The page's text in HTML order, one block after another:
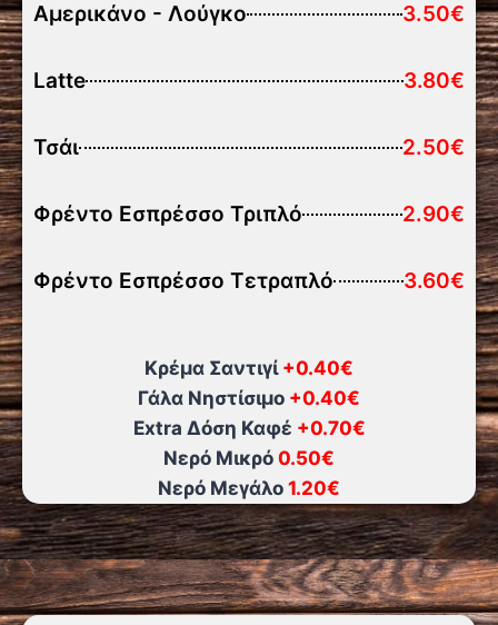
Αμερικάνο - Λούγκο 3.50€
Latte 3.80€
Τσάι 2.50€
Φρέντο Εσπρέσσο Τριπλό 2.90€
Φρέντο Εσπρέσσο Τετραπλό 3.60€
Κρέμα Σαντιγί +0.40€
Γάλα Νηστίσιμο +0.40€
Extra Δόση Καφέ +0.70€
Νερό Μικρό 0.50€
Νερό Μεγάλο 1.20€